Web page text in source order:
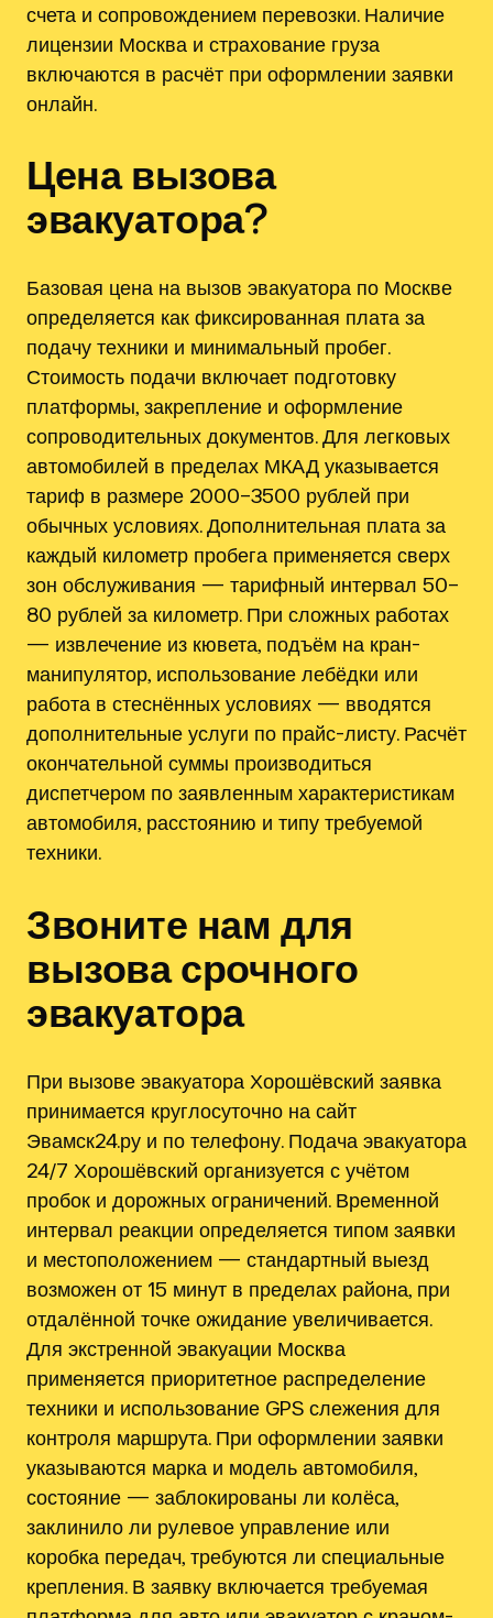
счета и сопровождением перевозки. Наличие
лицензии Москва и страхование груза
включаются в расчёт при оформлении заявки
онлайн.
Цена вызова
эвакуатора?
Базовая цена на вызов эвакуатора по Москве
определяется как фиксированная плата за
подачу техники и минимальный пробег.
Стоимость подачи включает подготовку
платформы, закрепление и оформление
сопроводительных документов. Для легковых
автомобилей в пределах МКАД указывается
тариф в размере 2000–3500 рублей при
обычных условиях. Дополнительная плата за
каждый километр пробега применяется сверх
зон обслуживания — тарифный интервал 50–
80 рублей за километр. При сложных работах
— извлечение из кювета, подъём на кран-
манипулятор, использование лебёдки или
работа в стеснённых условиях — вводятся
дополнительные услуги по прайс-листу. Расчёт
окончательной суммы производиться
диспетчером по заявленным характеристикам
автомобиля, расстоянию и типу требуемой
техники.
Звоните нам для
вызова срочного
эвакуатора
При вызове эвакуатора Хорошёвский заявка
принимается круглосуточно на сайт
Эвамск24.ру и по телефону. Подача эвакуатора
24/7 Хорошёвский организуется с учётом
пробок и дорожных ограничений. Временной
интервал реакции определяется типом заявки
и местоположением — стандартный выезд
возможен от 15 минут в пределах района, при
отдалённой точке ожидание увеличивается.
Для экстренной эвакуации Москва
применяется приоритетное распределение
техники и использование GPS слежения для
контроля маршрута. При оформлении заявки
указываются марка и модель автомобиля,
состояние — заблокированы ли колёса,
заклинило ли рулевое управление или
коробка передач, требуются ли специальные
крепления. В заявку включается требуемая